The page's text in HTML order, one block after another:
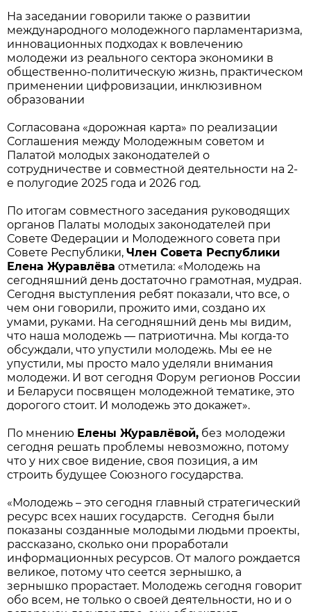
На заседании говорили также о развитии
международного молодежного парламентаризма,
инновационных подходах к вовлечению
молодежи из реального сектора экономики в
общественно-политическую жизнь, практическом
применении цифровизации, инклюзивном
образовании
Согласована «дорожная карта» по реализации
Соглашения между Молодежным советом и
Палатой молодых законодателей о
сотрудничестве и совместной деятельности на 2-
е полугодие 2025 года и 2026 год.
По итогам совместного заседания руководящих
органов Палаты молодых законодателей при
Совете Федерации и Молодежного совета при
Совете Республики, Член Совета Республики
Елена Журавлёва отметила: «Молодежь на
сегодняшний день достаточно грамотная, мудрая.
Сегодня выступления ребят показали, что все, о
чем они говорили, прожито ими, создано их
умами, руками. На сегодняшний день мы видим,
что наша молодежь — патриотична. Мы когда-то
обсуждали, что упустили молодежь. Мы ее не
упустили, мы просто мало уделяли внимания
молодежи. И вот сегодня Форум регионов России
и Беларуси посвящен молодежной тематике, это
дорогого стоит. И молодежь это докажет».
По мнению Елены Журавлёвой, без молодежи
сегодня решать проблемы невозможно, потому
что у них свое видение, своя позиция, а им
строить будущее Союзного государства.
«Молодежь – это сегодня главный стратегический
ресурс всех наших государств. Сегодня были
показаны созданные молодыми людьми проекты,
рассказано, сколько они проработали
информационных ресурсов. От малого рождается
великое, потому что сеется зернышко, а
зернышко прорастает. Молодежь сегодня говорит
обо всем, не только о своей деятельности, но и о